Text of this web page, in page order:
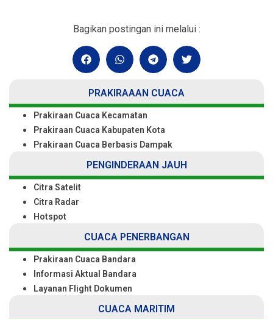
Bagikan postingan ini melalui :
PRAKIRAAAN CUACA
Prakiraan Cuaca Kecamatan
Prakiraan Cuaca Kabupaten Kota
Prakiraan Cuaca Berbasis Dampak
PENGINDERAAN JAUH
Citra Satelit
Citra Radar
Hotspot
CUACA PENERBANGAN
Prakiraan Cuaca Bandara
Informasi Aktual Bandara
Layanan Flight Dokumen
CUACA MARITIM